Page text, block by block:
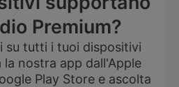
Premium?
su tutti i tuoi dispositivi
nostra app dall'Apple
Play Store e ascolta